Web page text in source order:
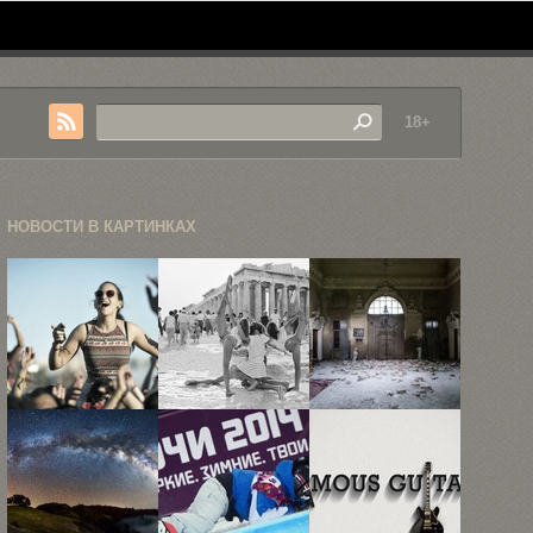
18+
НОВОСТИ В КАРТИНКАХ
Небольшой
фотоотчет с
фестиваля
«Коачелла»
...
«В
Акрополе»:
12
фотографий
туристов ...
Европы:
фотогалерея